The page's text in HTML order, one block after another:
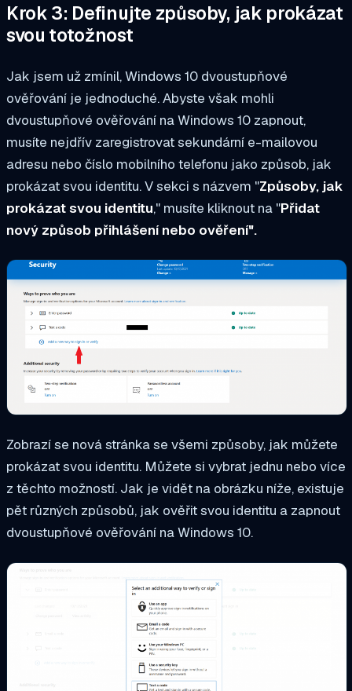
Krok 3: Definujte způsoby, jak prokázat
svou totožnost
Jak jsem už zmínil, Windows 10 dvoustupňové
ověřování je jednoduché. Abyste však mohli
dvoustupňové ověřování na Windows 10 zapnout,
musíte nejdřív zaregistrovat sekundární e-mailovou
adresu nebo číslo mobilního telefonu jako způsob, jak
prokázat svou identitu. V sekci s názvem "Způsoby, jak
prokázat svou identitu," musíte kliknout na "Přidat
nový způsob přihlášení nebo ověření".
Zobrazí se nová stránka se všemi způsoby, jak můžete
prokázat svou identitu. Můžete si vybrat jednu nebo více
z těchto možností. Jak je vidět na obrázku níže, existuje
pět různých způsobů, jak ověřit svou identitu a zapnout
dvoustupňové ověřování na Windows 10.